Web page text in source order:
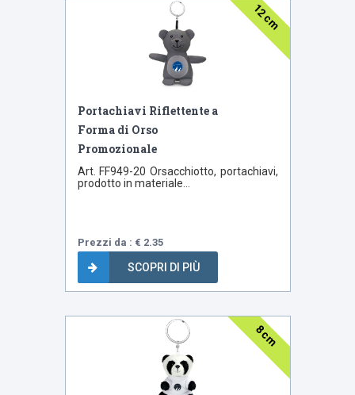
12 cm
Portachiavi Riflettente a
Forma di Orso
Promozionale
Art. FF949-20 Orsacchiotto, portachiavi,
prodotto in materiale...
Prezzi da : € 2.35
SCOPRI DI PIÙ
8 cm